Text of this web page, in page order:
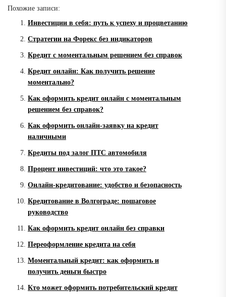
Похожие записи:
Инвестиции в себя: путь к успеху и процветанию
Стратегии на Форекс без индикаторов
Кредит с моментальным решением без справок
Кредит онлайн: Как получить решение
моментально?
Как оформить кредит онлайн с моментальным
решением без справок?
Как оформить онлайн-заявку на кредит
наличными
Кредиты под залог ПТС автомобиля
Процент инвестиций: что это такое?
Онлайн-кредитование: удобство и безопасность
Кредитование в Волгограде: пошаговое
руководство
Как оформить кредит онлайн без справки
Переоформление кредита на себя
Моментальный кредит: как оформить и
получить деньги быстро
Кто может оформить потребительский кредит